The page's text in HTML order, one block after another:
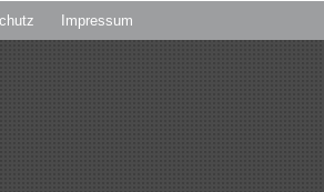
Impressum